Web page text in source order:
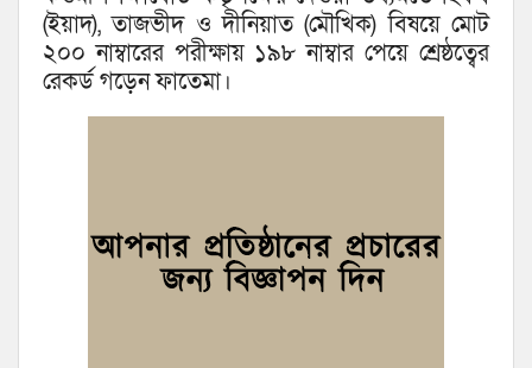
(ইয়াদ), তাজভীদ ও দীনিয়াত (মৌখিক) বিষয়ে মোট
২০০ নাম্বারের পরীক্ষায় ১৯৮ নাম্বার পেয়ে শ্রেষ্ঠত্বের
রেকর্ড গড়েন ফাতেমা।